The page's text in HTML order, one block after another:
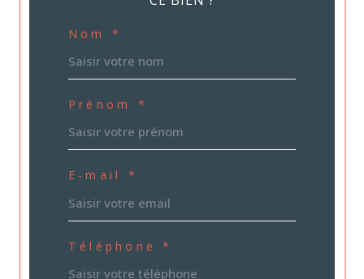
Nom *
Prénom *
E-mail *
Téléphone *